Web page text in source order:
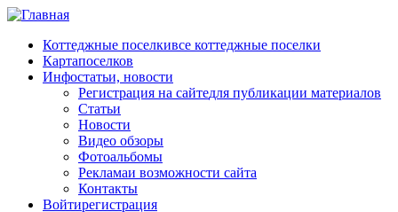
Перейти к основному содержанию
Коттеджные поселкивсе коттеджные поселки
Картапоселков
Инфостатьи, новости
Регистрация на сайтедля публикации материалов
Статьи
Новости
Видео обзоры
Фотоальбомы
Рекламаи возможности сайта
Контакты
Войтирегистрация